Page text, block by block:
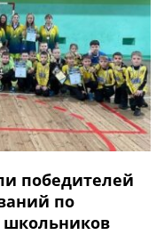
победителей
по
школьников